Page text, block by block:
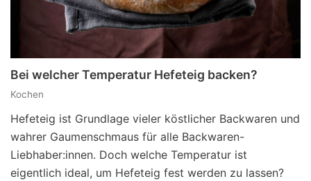
Bei welcher Temperatur Hefeteig backen?
Kochen
Hefeteig ist Grundlage vieler köstlicher Backwaren und
wahrer Gaumenschmaus für alle Backwaren-
Liebhaber:innen. Doch welche Temperatur ist
eigentlich ideal, um Hefeteig fest werden zu lassen?